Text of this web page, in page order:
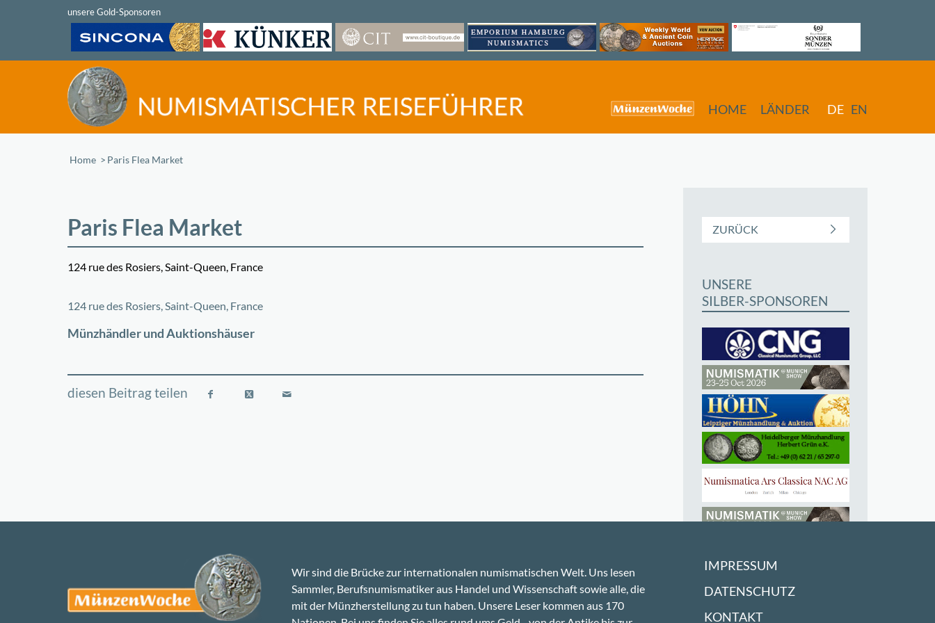
HOME LÄNDER DE EN
Home /Paris Flea Market
Paris Flea Market
124 rue des Rosiers, Saint-Queen, France
+
124 rue des Rosiers, Saint-Queen, France
Münzhändler und Auktionshäuser
ZURÜCK
UNSERE
SILBER-SPONSOREN
Wir sind die Brücke zur internationalen numismatischen Welt. Uns lesen
Sammler, Berufsnumismatiker aus Handel und Wissenschaft sowie alle, die
mit der Münzherstellung zu tun haben. Unsere Leser kommen aus 170
IMPRESSUM
DATENSCHUTZ
KONTAKT